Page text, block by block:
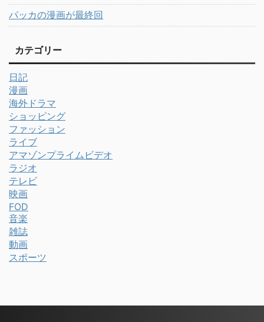
パッカの漫画が最終回
カテゴリー
日記
漫画
海外ドラマ
ショッピング
ファッション
ライブ
アマゾンプライムビデオ
ラジオ
テレビ
映画
FOD
音楽
雑誌
動画
スポーツ